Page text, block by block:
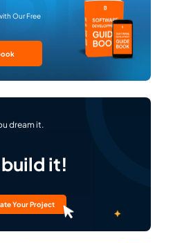
Our Free
dream it.
it!
Your Project